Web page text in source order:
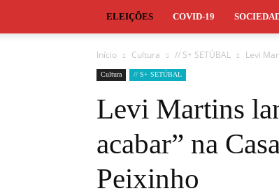
ELEIÇÕES COVID-19
Início Cultura // S+ SETÚBAL Levi
Cultura // S+ SETÚBAL
Levi Martins
acabar” na
Peixinho